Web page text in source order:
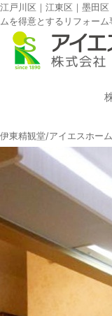
江戸川区｜江東区｜墨田
ムを得意とするリフォー
伊東精観堂/アイエスホーム